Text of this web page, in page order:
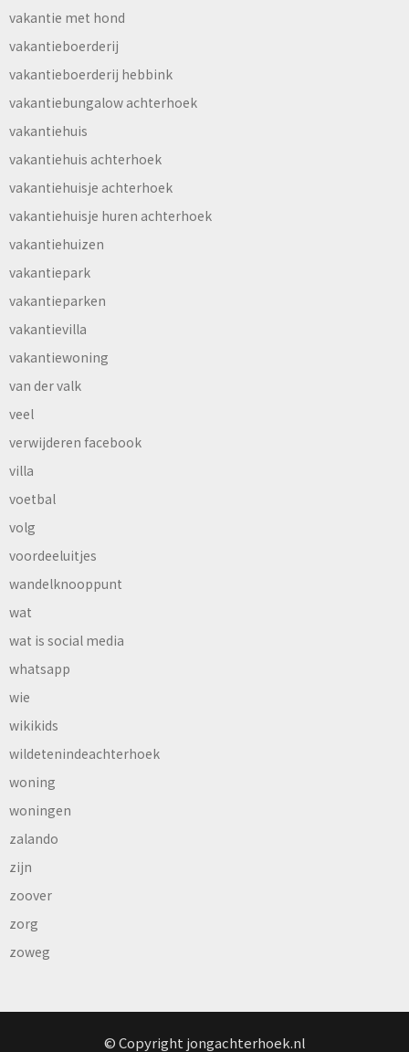
vakantie met hond
vakantieboerderij
vakantieboerderij hebbink
vakantiebungalow achterhoek
vakantiehuis
vakantiehuis achterhoek
vakantiehuisje achterhoek
vakantiehuisje huren achterhoek
vakantiehuizen
vakantiepark
vakantieparken
vakantievilla
vakantiewoning
van der valk
veel
verwijderen facebook
villa
voetbal
volg
voordeeluitjes
wandelknooppunt
wat
wat is social media
whatsapp
wie
wikikids
wildetenindeachterhoek
woning
woningen
zalando
zijn
zoover
zorg
zoweg
© Copyright jongachterhoek.nl